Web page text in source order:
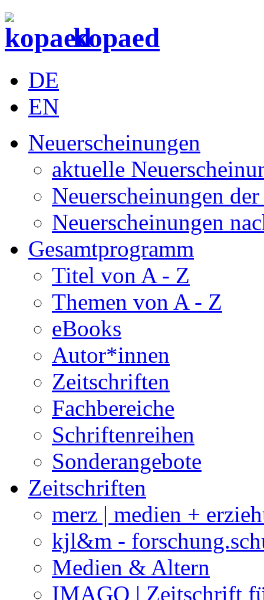
kopaed
DE
EN
Neuerscheinungen
aktuelle
Neuerscheinungen
Neuerscheinungen
Gesamtprogramm
Titel von A - Z
Themen von A - Z
eBooks
Autor*innen
Zeitschriften
Fachbereiche
Schriftenreihen
Sonderangebote
Zeitschriften
merz | medien +
kjl&m -
Medien & Altern
IMAGO | Zeitschrift